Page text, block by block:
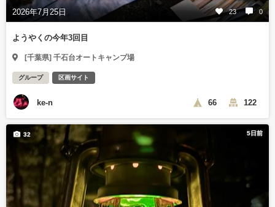
2026年7月25日 23 0
ようやくの今年3回目
[千葉県] 千石台オートキャンプ場
グループ 区画サイト
ke-n 66 122
5日前
32